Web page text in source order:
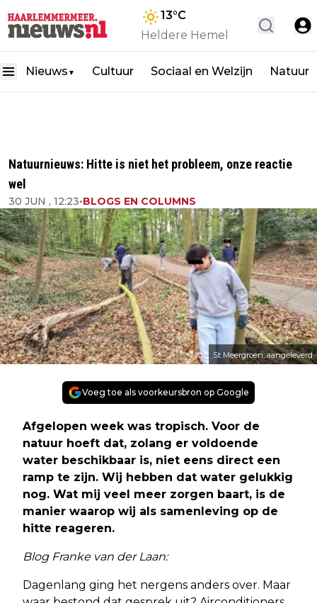
13°C
Heldere Hemel
Nieuws ▼ Cultuur Sociaal en Welzijn Natuur
Natuurnieuws: Hitte is niet het probleem, onze reactie
wel
30 JUN , 12:23•BLOGS EN COLUMNS
St Meergroen, aangeleverd
Voeg toe als voorkeursbron op Google
Afgelopen week was tropisch. Voor de
natuur hoeft dat, zolang er voldoende
water beschikbaar is, niet eens direct een
ramp te zijn. Wij hebben dat water gelukkig
nog. Wat mij veel meer zorgen baart, is de
manier waarop wij als samenleving op de
hitte reageren.
Blog Franke van der Laan:
Dagenlang ging het nergens anders over. Maar